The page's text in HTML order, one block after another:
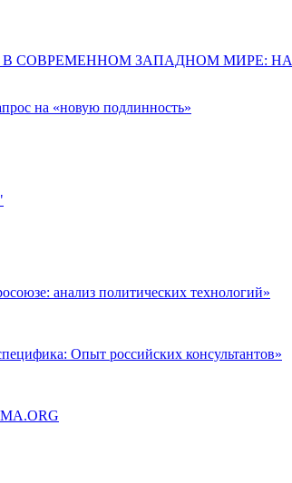
СОВРЕМЕННОМ ЗАПАДНОМ МИРЕ:
на «новую подлинность»
анализ политических технологий»
Опыт российских консультантов»